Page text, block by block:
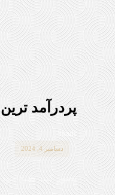
پردرآمد
Shadi
دسامبر 4, 2024
تصور کنید صبح خود